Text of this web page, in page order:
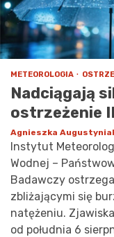
METEOROLOGIA
Nadciągają
ostrzeżenie
Agnieszka
Instytut
Wodnej –
Badawczy
zbliżającymi się
natężeniu.
od południa 6